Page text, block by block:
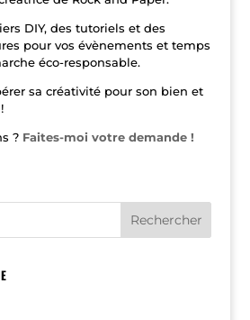
DIY, des tutoriels et des
pour vos évènements et temps
éco-responsable.
sa créativité pour son bien et
? Faites-moi votre demande !